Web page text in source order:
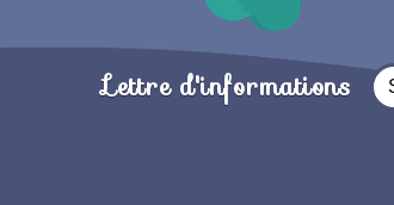
Lettre d'informations